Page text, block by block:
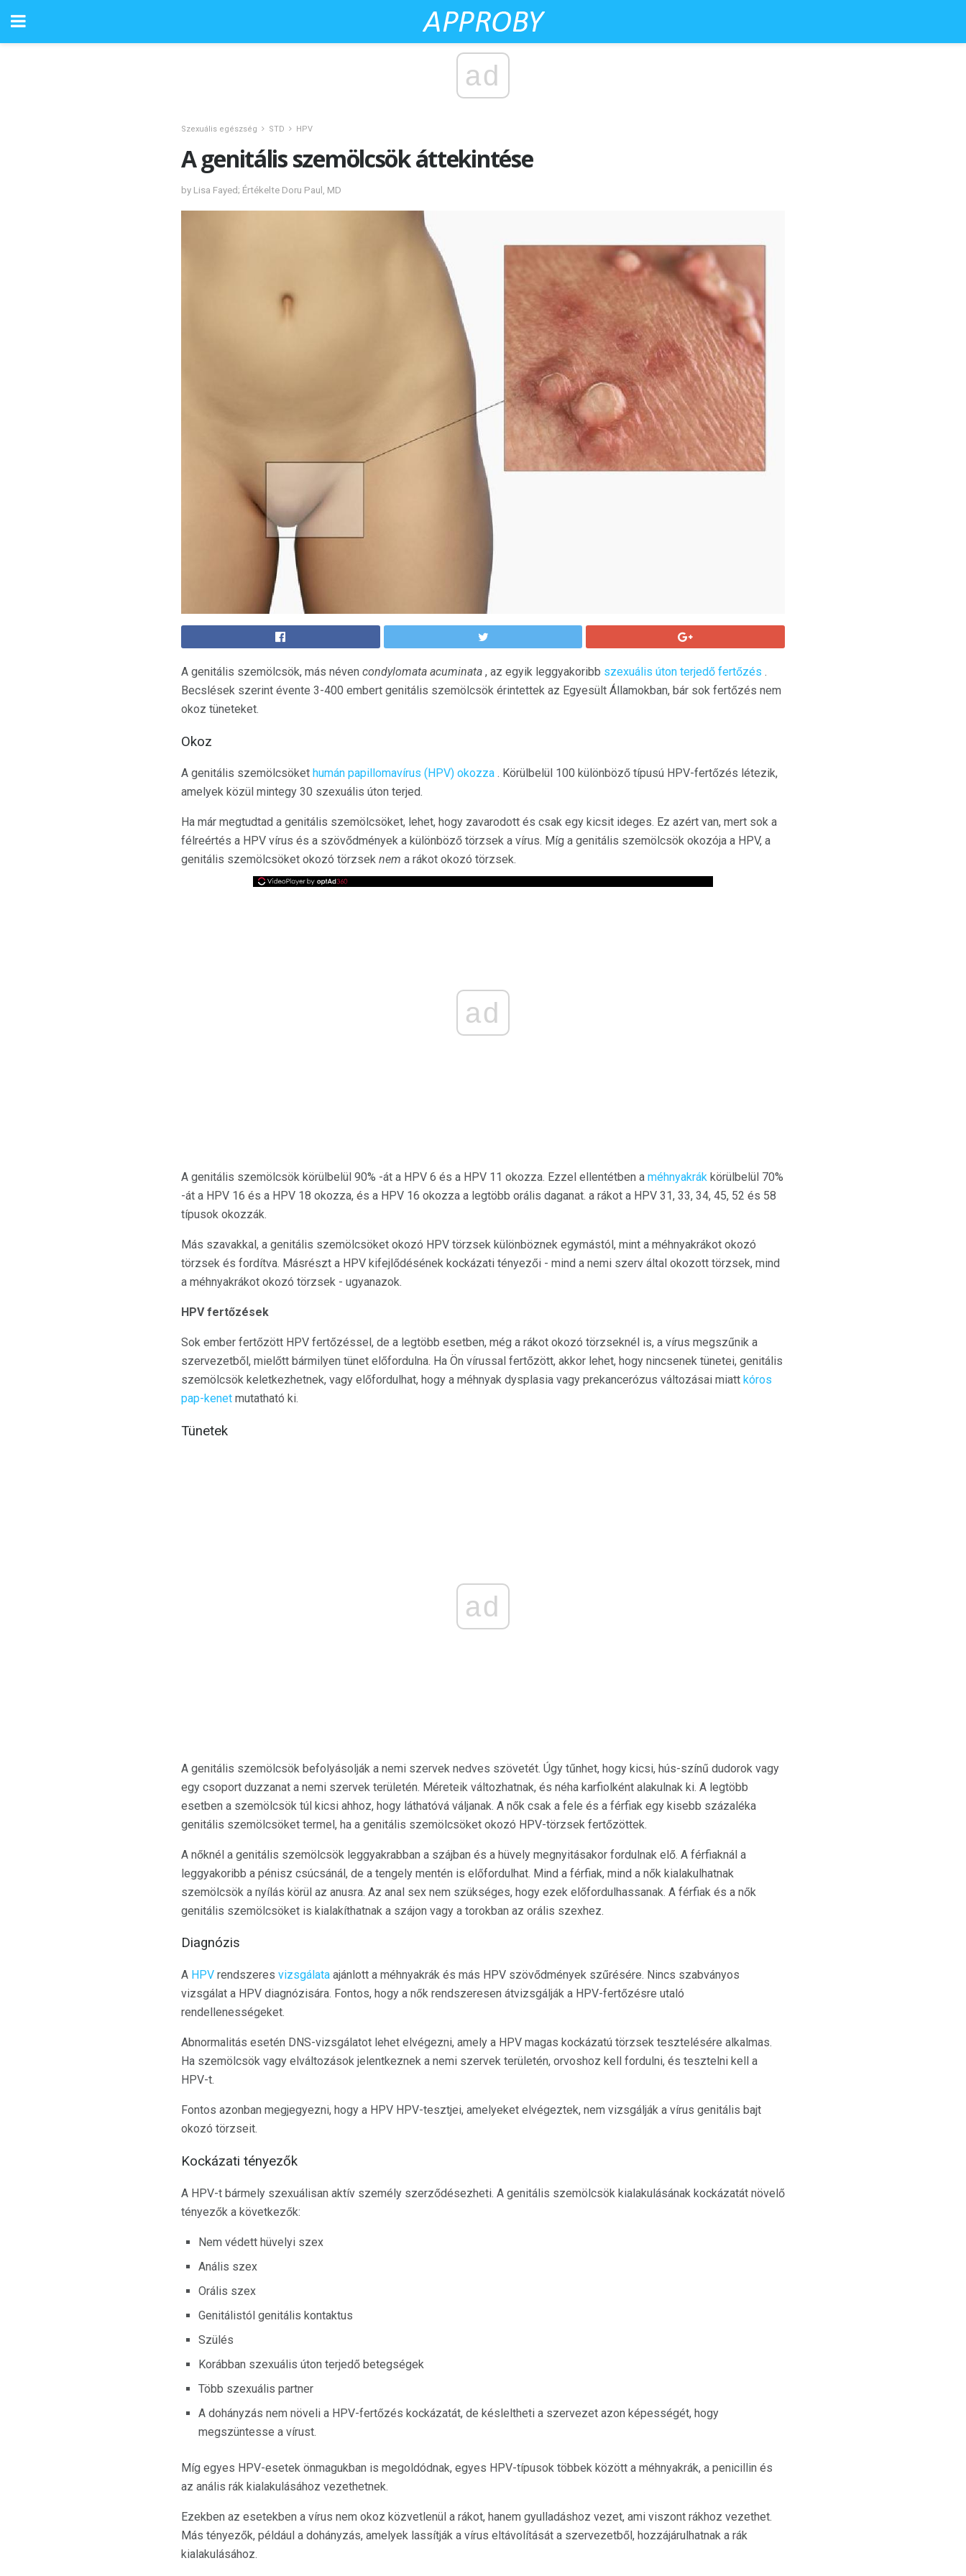
ad
Szexuális egészség STD HPV
A genitális szemölcsök áttekintése
by Lisa Fayed; Értékelte Doru Paul, MD
A genitális szemölcsök, más néven condylomata acuminata , az egyik leggyakoribb szexuális úton terjedő fertőzés .
Becslések szerint évente 3-400 embert genitális szemölcsök érintettek az Egyesült Államokban, bár sok fertőzés nem
okoz tüneteket.
Okoz
A genitális szemölcsöket humán papillomavírus (HPV) okozza . Körülbelül 100 különböző típusú HPV-fertőzés létezik,
amelyek közül mintegy 30 szexuális úton terjed.
Ha már megtudtad a genitális szemölcsöket, lehet, hogy zavarodott és csak egy kicsit ideges. Ez azért van, mert sok a
félreértés a HPV vírus és a szövődmények a különböző törzsek a vírus. Míg a genitális szemölcsök okozója a HPV, a
genitális szemölcsöket okozó törzsek nem a rákot okozó törzsek.
ad
A genitális szemölcsök körülbelül 90% -át a HPV 6 és a HPV 11 okozza. Ezzel ellentétben a méhnyakrák körülbelül 70%
-át a HPV 16 és a HPV 18 okozza, és a HPV 16 okozza a legtöbb orális daganat. a rákot a HPV 31, 33, 34, 45, 52 és 58
típusok okozzák.
Más szavakkal, a genitális szemölcsöket okozó HPV törzsek különböznek egymástól, mint a méhnyakrákot okozó
törzsek és fordítva. Másrészt a HPV kifejlődésének kockázati tényezői - mind a nemi szerv által okozott törzsek, mind
a méhnyakrákot okozó törzsek - ugyanazok.
HPV fertőzések
Sok ember fertőzött HPV fertőzéssel, de a legtöbb esetben, még a rákot okozó törzseknél is, a vírus megszűnik a
szervezetből, mielőtt bármilyen tünet előfordulna. Ha Ön vírussal fertőzött, akkor lehet, hogy nincsenek tünetei, genitális
szemölcsök keletkezhetnek, vagy előfordulhat, hogy a méhnyak dysplasia vagy prekancerózus változásai miatt kóros
pap-kenet mutatható ki.
Tünetek
ad
A genitális szemölcsök befolyásolják a nemi szervek nedves szövetét. Úgy tűnhet, hogy kicsi, hús-színű dudorok vagy
egy csoport duzzanat a nemi szervek területén. Méreteik változhatnak, és néha karfiolként alakulnak ki. A legtöbb
esetben a szemölcsök túl kicsi ahhoz, hogy láthatóvá váljanak. A nők csak a fele és a férfiak egy kisebb százaléka
genitális szemölcsöket termel, ha a genitális szemölcsöket okozó HPV-törzsek fertőzöttek.
A nőknél a genitális szemölcsök leggyakrabban a szájban és a hüvely megnyitásakor fordulnak elő. A férfiaknál a
leggyakoribb a pénisz csúcsánál, de a tengely mentén is előfordulhat. Mind a férfiak, mind a nők kialakulhatnak
szemölcsök a nyílás körül az anusra. Az anal sex nem szükséges, hogy ezek előfordulhassanak. A férfiak és a nők
genitális szemölcsöket is kialakíthatnak a szájon vagy a torokban az orális szexhez.
Diagnózis
A HPV rendszeres vizsgálata ajánlott a méhnyakrák és más HPV szövődmények szűrésére. Nincs szabványos
vizsgálat a HPV diagnózisára. Fontos, hogy a nők rendszeresen átvizsgálják a HPV-fertőzésre utaló
rendellenességeket.
Abnormalitás esetén DNS-vizsgálatot lehet elvégezni, amely a HPV magas kockázatú törzsek tesztelésére alkalmas.
Ha szemölcsök vagy elváltozások jelentkeznek a nemi szervek területén, orvoshoz kell fordulni, és tesztelni kell a
HPV-t.
Fontos azonban megjegyezni, hogy a HPV HPV-tesztjei, amelyeket elvégeztek, nem vizsgálják a vírus genitális bajt
okozó törzseit.
Kockázati tényezők
A HPV-t bármely szexuálisan aktív személy szerződésezheti. A genitális szemölcsök kialakulásának kockázatát növelő
tényezők a következők:
Nem védett hüvelyi szex
Anális szex
Orális szex
Genitálistól genitális kontaktus
Szülés
Korábban szexuális úton terjedő betegségek
Több szexuális partner
A dohányzás nem növeli a HPV-fertőzés kockázatát, de késleltheti a szervezet azon képességét, hogy
megszüntesse a vírust.
Míg egyes HPV-esetek önmagukban is megoldódnak, egyes HPV-típusok többek között a méhnyakrák, a penicillin és
az anális rák kialakulásához vezethetnek.
Ezekben az esetekben a vírus nem okoz közvetlenül a rákot, hanem gyulladáshoz vezet, ami viszont rákhoz vezethet.
Más tényezők, például a dohányzás, amelyek lassítják a vírus eltávolítását a szervezetből, hozzájárulhatnak a rák
kialakulásához.